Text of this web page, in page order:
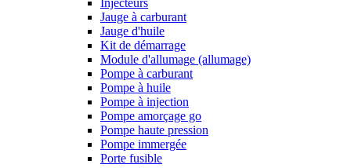
Injecteurs
Jauge à carburant
Jauge d'huile
Kit de démarrage
Module d'allumage (allumage)
Pompe à carburant
Pompe à huile
Pompe à injection
Pompe amorçage go
Pompe haute pression
Pompe immergée
Porte fusible